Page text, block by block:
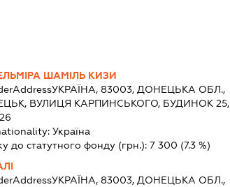
ШАМІЛЬ КИЗИ
УКРАЇНА, 83003, ДОНЕЦЬКА ОБЛ.,
ВУЛИЦЯ КАРПИНСЬКОГО, БУДИНОК 25,
Україна
до статутного фонду (грн.):7 300 (7.3 %)
УКРАЇНА, 83003, ДОНЕЦЬКА ОБЛ.,